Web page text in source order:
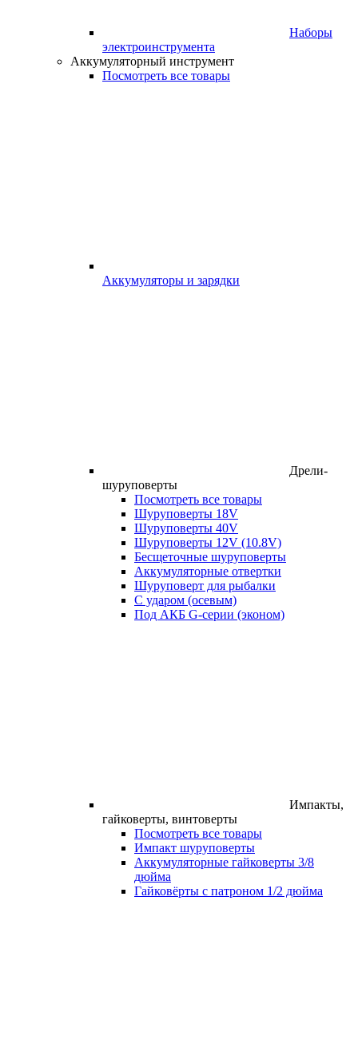
Наборы
электроинструмента
Аккумуляторный инструмент
Посмотреть все товары
Аккумуляторы и зарядки
Дрели-
шуруповерты
Посмотреть все товары
Шуруповерты 18V
Шуруповерты 40V
Шуруповерты 12V (10.8V)
Бесщеточные шуруповерты
Аккумуляторные отвертки
Шуруповерт для рыбалки
С ударом (осевым)
Под АКБ G-серии (эконом)
Импакты,
гайковерты, винтоверты
Посмотреть все товары
Импакт шуруповерты
Аккумуляторные гайковерты 3/8
дюйма
Гайковёрты с патроном 1/2 дюйма